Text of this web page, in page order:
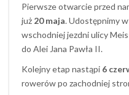
Pierwsze otwarcie przed
już 20 maja. Udostępnimy
wschodniej jezdni ulicy
do Alei Jana Pawła II.
Kolejny etap nastąpi 6
rowerów po zachodniej